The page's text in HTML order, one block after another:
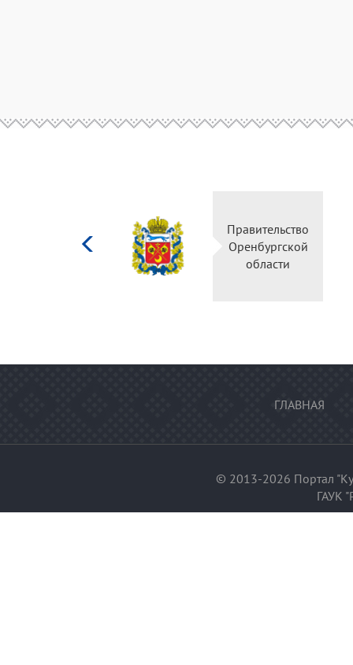
Правительство
Оренбургской
области
ГЛАВНАЯ
© 2013-2026 Портал
ГАУК